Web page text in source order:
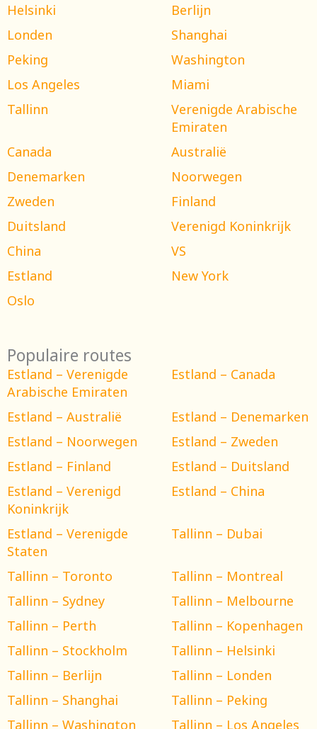
Helsinki
Berlijn
Londen
Shanghai
Peking
Washington
Los Angeles
Miami
Tallinn
Verenigde Arabische
Emiraten
Canada
Australië
Denemarken
Noorwegen
Zweden
Finland
Duitsland
Verenigd Koninkrijk
China
VS
Estland
New York
Oslo
Populaire routes
Estland – Verenigde
Arabische Emiraten
Estland – Canada
Estland – Australië
Estland – Denemarken
Estland – Noorwegen
Estland – Zweden
Estland – Finland
Estland – Duitsland
Estland – Verenigd
Koninkrijk
Estland – China
Estland – Verenigde
Staten
Tallinn – Dubai
Tallinn – Toronto
Tallinn – Montreal
Tallinn – Sydney
Tallinn – Melbourne
Tallinn – Perth
Tallinn – Kopenhagen
Tallinn – Stockholm
Tallinn – Helsinki
Tallinn – Berlijn
Tallinn – Londen
Tallinn – Shanghai
Tallinn – Peking
Tallinn – Washington
Tallinn – Los Angeles